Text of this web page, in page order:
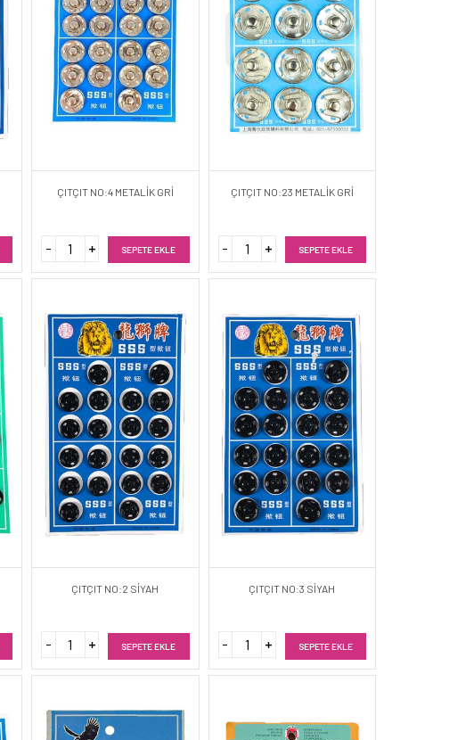
ÇITÇIT NO:4 METALİK GRİ
SEPETE EKLE
ÇITÇIT NO:23 METALİK GRİ
SEPETE EKLE
ÇITÇIT NO:2 SİYAH
SEPETE EKLE
ÇITÇIT NO:3 SİYAH
SEPETE EKLE